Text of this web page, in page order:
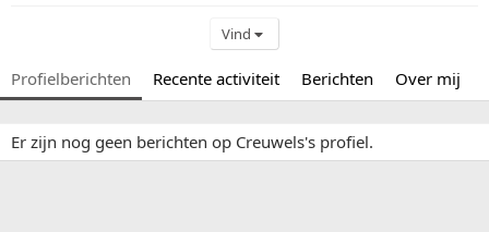
Vind
Profielberichten Recente activiteit Berichten Over mij
Er zijn nog geen berichten op Creuwels's profiel.